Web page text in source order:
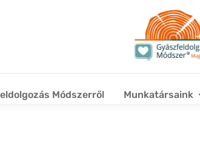
Módszerről Munkatársaink